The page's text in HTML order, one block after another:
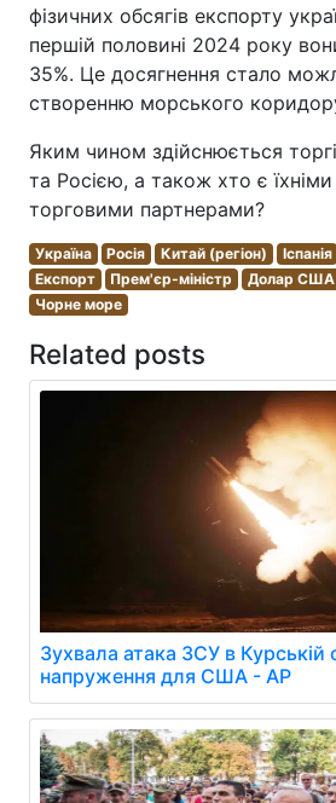
фізичних обсягів експорту
першій половині 2024 року
35%. Це досягнення стало
створенню морського
Яким чином здійснюється
та Росією, а також хто є
торговими партнерами?
Україна Росія Китай (регіон) Іспанія
Експорт
Прем'єр-міністр Долар США
Чорне море
Related posts
Зухвала атака ЗСУ в Курській
напруження для США - AP